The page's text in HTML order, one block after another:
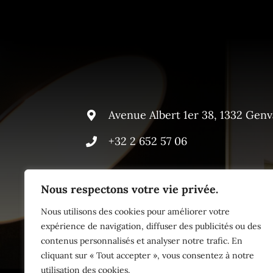
Nous respectons votre vie privée.
Nous utilisons des cookies pour améliorer votre
expérience de navigation, diffuser des publicités ou des
contenus personnalisés et analyser notre trafic. En
cliquant sur « Tout accepter », vous consentez à notre
utilisation des cookies.
Avenue Albert 1er 38, 1332
+32 2 652 57 06